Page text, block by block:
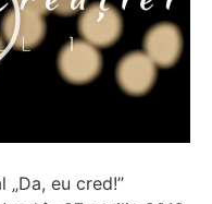
„Da, eu cred!”